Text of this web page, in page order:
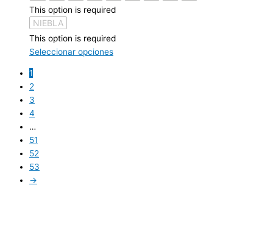
This option is required
NIEBLA
This option is required
Seleccionar opciones
1
2
3
4
…
51
52
53
→